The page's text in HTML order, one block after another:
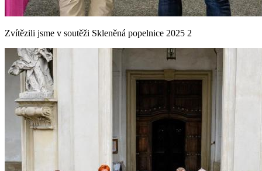
Zvítězili jsme v soutěži Skleněná popelnice 2025 2